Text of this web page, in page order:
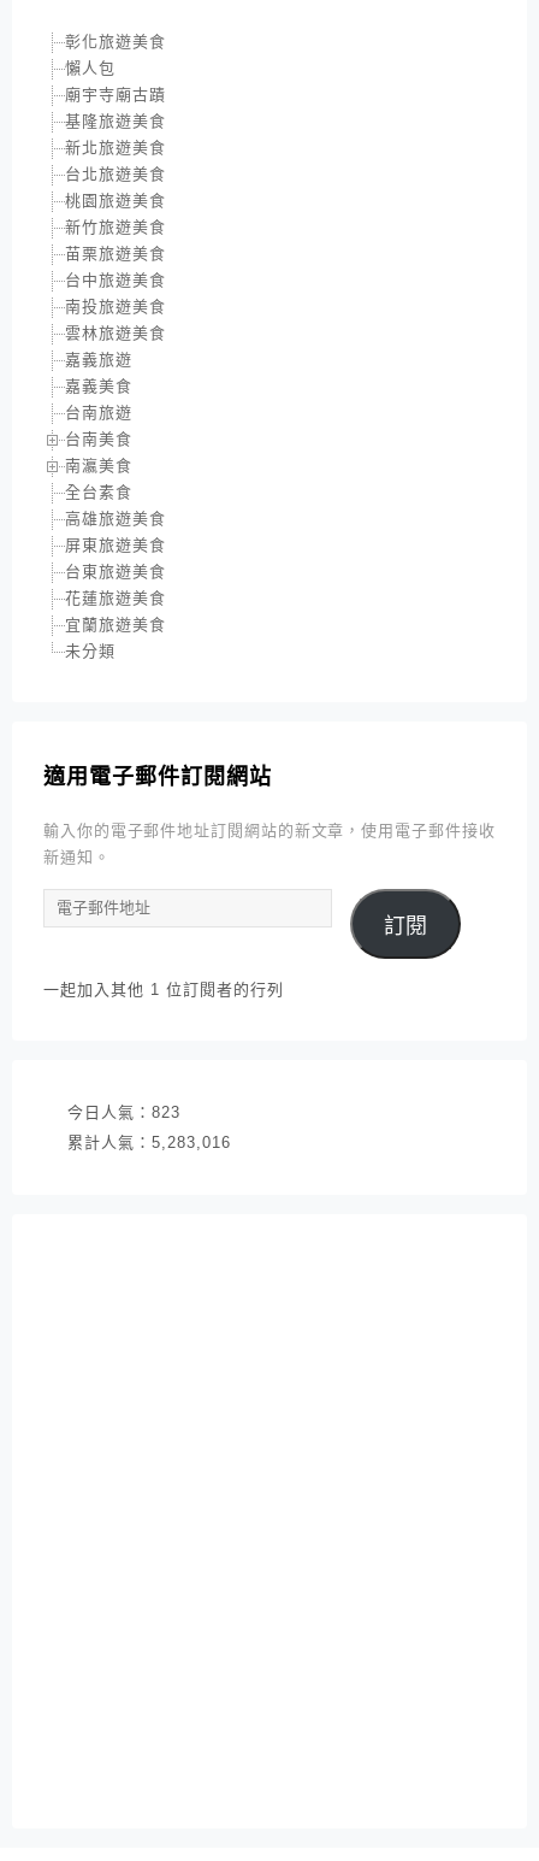
彰化旅遊美食
懶人包
廟宇寺廟古蹟
基隆旅遊美食
新北旅遊美食
台北旅遊美食
桃園旅遊美食
新竹旅遊美食
苗栗旅遊美食
台中旅遊美食
南投旅遊美食
雲林旅遊美食
嘉義旅遊
嘉義美食
台南旅遊
台南美食
南瀛美食
全台素食
高雄旅遊美食
屏東旅遊美食
台東旅遊美食
花蓮旅遊美食
宜蘭旅遊美食
未分類
適用電子郵件訂閱網站
輸入你的電子郵件地址訂閱網站的新文章，使用電子郵件接收
新通知。
電
子
件
訂閱
一起加入其他 1 位訂閱者的行列
今日人氣： 823
累計人氣： 5,283,016